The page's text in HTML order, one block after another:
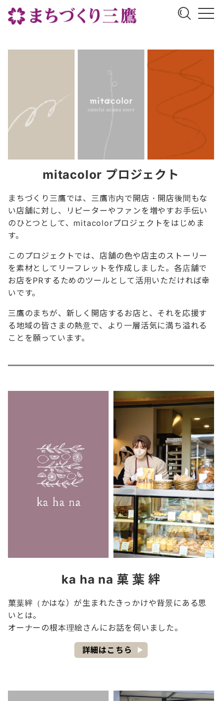
mitacolor プロジェクト
まちづくり三鷹では、三鷹市内で開店・開店後間もな
い店舗に対し、リピーターやファンを増やすお手伝い
のひとつとして、mitacolorプロジェクトをはじめま
す。
このプロジェクトでは、店舗の色や店主のストーリー
を素材としてリーフレットを作成しました。各店舗で
お店をPRするためのツールとして活用いただければ幸
いです。
三鷹のまちが、新しく開店するお店と、それを応援す
る地域の皆さまの熱意で、より一層活気に満ち溢れる
ことを願っています。
ka ha na 菓 葉 絆
菓葉絆（かはな）が生まれたきっかけや背景にある思
いとは。
オーナーの根本理絵さんにお話を伺いました。
詳細はこちら